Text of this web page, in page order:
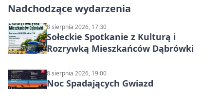
Nadchodzące wydarzenia
8 sierpnia 2026, 17:30
Sołeckie Spotkanie z Kulturą i
Rozrywką Mieszkańców Dąbrówki
8 sierpnia 2026, 19:00
Noc Spadających Gwiazd